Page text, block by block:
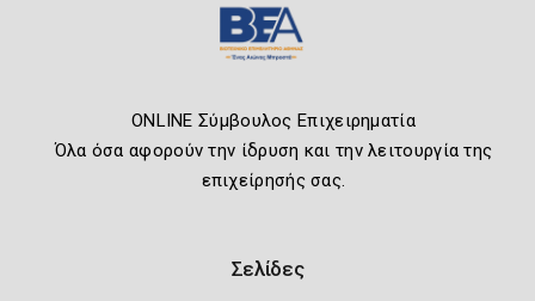
ONLINE Σύμβουλος Επιχειρηματία
Όλα όσα αφορούν την ίδρυση και την λειτουργία της
επιχείρησής σας.
Σελίδες